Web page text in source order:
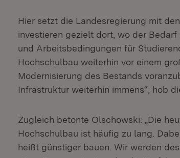
Hier setzt die Landesregierung mit
investieren gezielt dort, wo der
und Arbeitsbedingungen für
Hochschulbau weiterhin vor einem
Modernisierung des Bestands
Infrastruktur weiterhin immens“, hob
Zugleich betonte Olschowski: „Die
Hochschulbau ist häufig zu lang.
heißt günstiger bauen. Wir werden